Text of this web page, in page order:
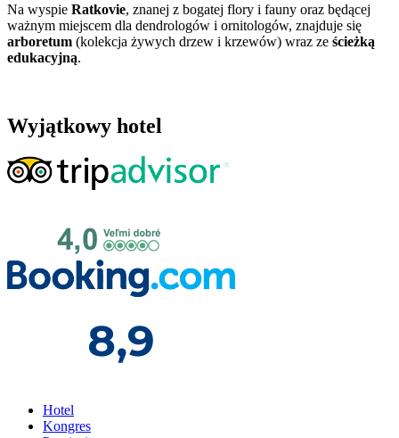
Na wyspie Ratkovie, znanej z bogatej flory i fauny oraz będącej
ważnym miejscem dla dendrologów i ornitologów, znajduje się
arboretum (kolekcja żywych drzew i krzewów) wraz ze ścieżką
edukacyjną.
Wyjątkowy hotel
Hotel
Kongres